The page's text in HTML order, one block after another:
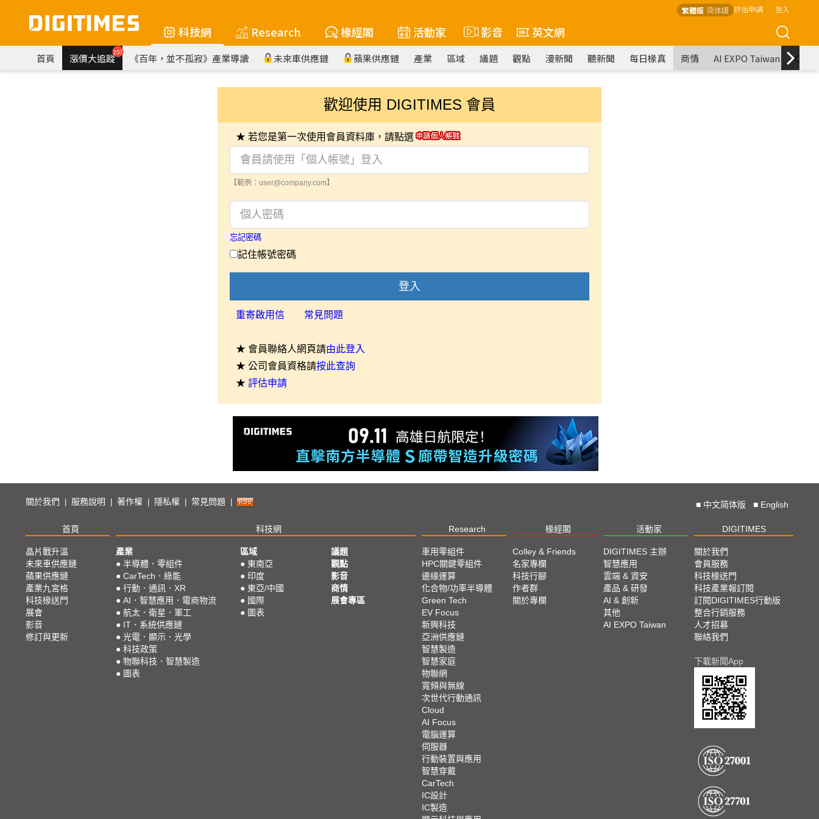
繁體版 简体版 評估申請 登入
科技網 Research 椽經閣 活動家 影音 英文網
首頁 漲價大追蹤257 《百年，並不孤寂》產業導讀 未來車供應鏈 蘋果供應鏈 產業 區域 議題 觀點 漫新聞 聽新聞 每日椽真 商情 AI EXPO Taiwan
歡迎使用 DIGITIMES 會員
★ 若您是第一次使用會員資料庫，請點選
【範例：user@company.com】
忘記密碼
記住帳號密碼
登入
重寄啟用信 常見問題
★ 會員聯絡人網頁請由此登入
★ 公司會員資格請按此查詢
★ 評估申請
關於我們 服務說明 著作權 隱私權 常見問題 ■ 中文简体版 ■ English
首頁 科技網 Research 椽經閣 活動家 DIGITIMES
晶片戰升溫
未來車供應鏈
蘋果供應鏈
產業九宮格
科技椽送門
展會
影音
修訂與更新
產業
● 半導體．零組件
● CarTech．綠能
● 行動．通訊．XR
● AI．智慧應用．電商物流
● 航太．衛星．軍工
● IT．系統供應鏈
● 光電．顯示．光學
● 科技政策
● 物聯科技．智慧製造
● 圖表
區域
● 東南亞
● 印度
● 東亞/中國
● 國際
● 圖表
議題
觀點
影音
商情
展會專區
車用零組件
HPC關鍵零組件
邊緣運算
化合物/功率半導體
Green Tech
EV Focus
新興科技
亞洲供應鏈
智慧製造
智慧家庭
物聯網
寬頻與無線
次世代行動通訊
Cloud
AI Focus
電腦運算
伺服器
行動裝置與應用
智慧穿戴
CarTech
IC設計
IC製造
Colley & Friends
名家專欄
科技行腳
作者群
關於專欄
DIGITIMES 主辦
智慧應用
雲端 & 資安
產品 & 研發
AI & 創新
其他
AI EXPO Taiwan
關於我們
會員服務
科技椽送門
科技產業報訂閱
訂閱DIGITIMES行動版
整合行銷服務
人才招募
聯絡我們
下載新聞App